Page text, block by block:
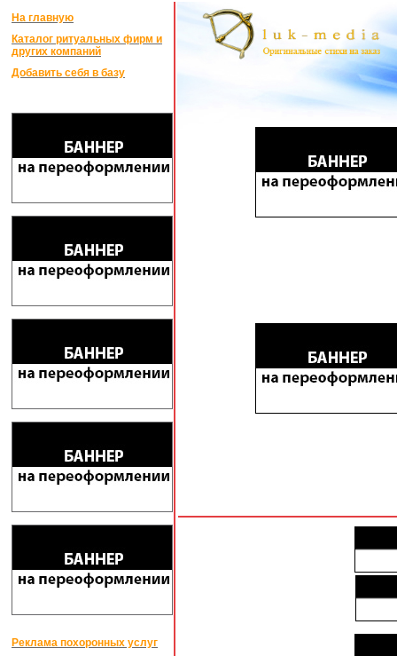
На главную
Каталог ритуальных фирм и
других компаний
Добавить себя в базу
Реклама похоронных услуг